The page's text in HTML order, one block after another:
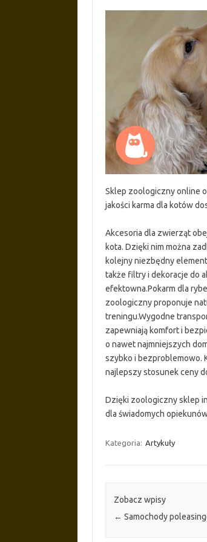
Sklep zoologiczny online
jakości karma dla kotów
Akcesoria dla zwierząt
kota. Dzięki nim można
kolejny niezbędny
także filtry i dekoracje do
efektowna.Pokarm dla
zoologiczny proponuje
treningu.Wygodne
zapewniają komfort i
o nawet najmniejszych
szybko i bezproblemowo.
najlepszy stosunek ceny
Dzięki zoologiczny sklep
dla świadomych
Kategoria: Artykuły
Zobacz wpisy
← Samochody